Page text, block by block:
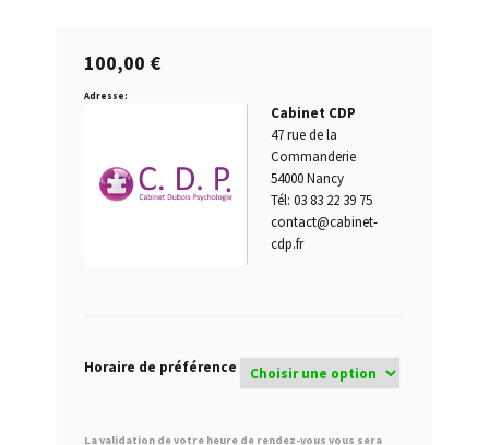
Permis de conduire provisoire
Quand passer un test psychotechnique ?
Repasser le permis après annulation tests
100,00 €
Adresse:
Cabinet CDP
47 rue de la
Commanderie
54000 Nancy
Tél: 03 83 22 39 75
contact@cabinet-
cdp.fr
Horaire de préférence